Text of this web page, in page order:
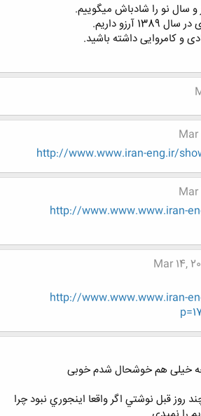
سال نو را شادباش میگوییم.
آرزو داریم.
و کامروایی داشته باشید.
Mar
http://www.www.iran-eng.ir/
Mar
http://www.www.www.iran-
Mar 14,
http://www.www.www.iran-
خیلی هم خوشحال شدم خوبی
قبل نوشتي اگر واقعا اينجوري نبود چرا